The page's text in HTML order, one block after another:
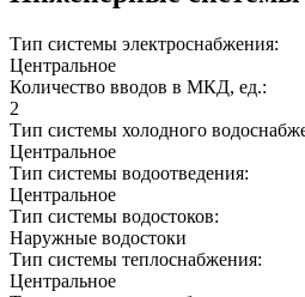
Тип системы электроснабжения:
Центральное
Количество вводов в МКД, ед.:
2
Тип системы холодного
Центральное
Тип системы водоотведения:
Центральное
Тип системы водостоков:
Наружные водостоки
Тип системы теплоснабжения:
Центральное